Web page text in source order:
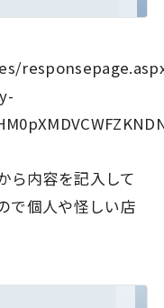
ら内容を記入して
で個人や怪しい店